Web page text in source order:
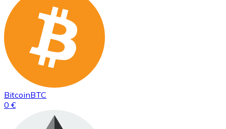
BitcoinBTC
0 €